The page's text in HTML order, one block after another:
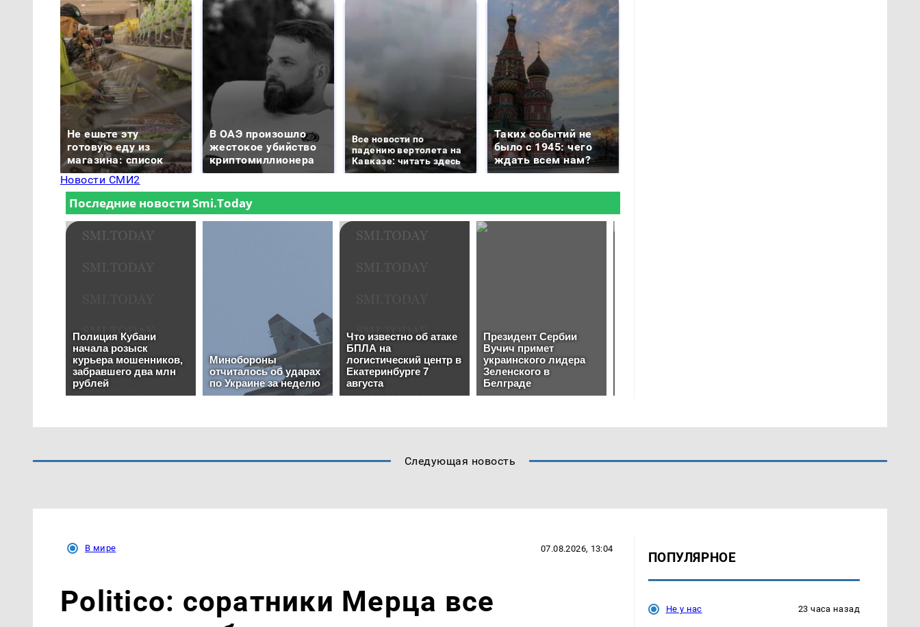
Не ешьте эту
готовую еду из
магазина: список
В ОАЭ произошло
жестокое убийство
криптомиллионера
Все новости по
падению вертолета на
Кавказе: читать здесь
Таких событий не
было с 1945: чего
ждать всем нам?
Новости СМИ2
Следующая новость
В мире 07.08.2026, 13:04
Politico: соратники Мерца все
ПОПУЛЯРНОЕ
Не у нас 23 часа назад